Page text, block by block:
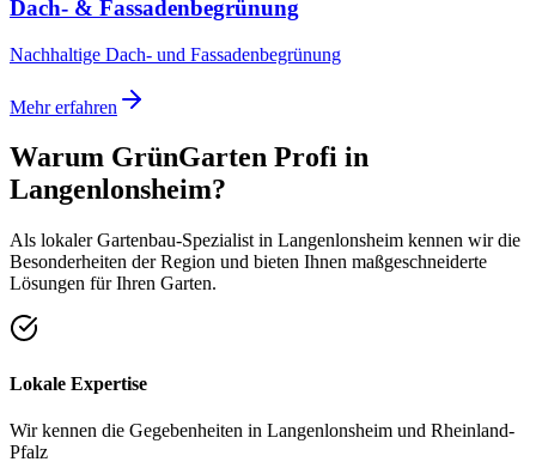
Dach- & Fassadenbegrünung
Nachhaltige Dach- und Fassadenbegrünung
Mehr erfahren
Warum GrünGarten Profi in
Langenlonsheim?
Als lokaler Gartenbau-Spezialist in Langenlonsheim kennen wir die
Besonderheiten der Region und bieten Ihnen maßgeschneiderte
Lösungen für Ihren Garten.
Lokale Expertise
Wir kennen die Gegebenheiten in Langenlonsheim und Rheinland-
Pfalz